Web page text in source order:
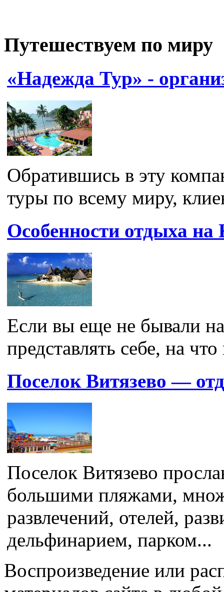
Путешествуем по миру
«Надежда Тур» -
Обратившись в эту
туры по всему миру,
Особенности отдыха на
Если вы еще не бывали
представлять себе, на
Поселок Витязево —
Поселок Витязево
большими пляжами,
развлечений, отелей,
дельфинарием, парком...
Воспроизведение или